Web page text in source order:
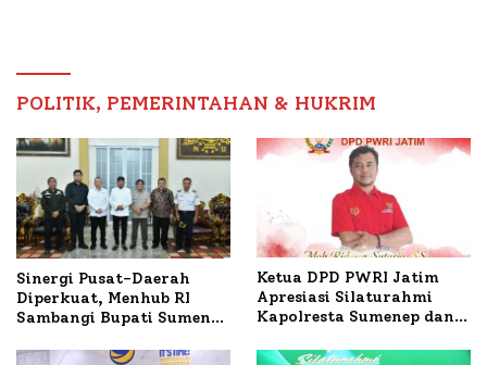
POLITIK, PEMERINTAHAN & HUKRIM
Sinergi Pusat-Daerah
Diperkuat, Menhub RI
Sambangi Bupati Sumenep
Mutiara Sentosa II
Ketua DPD PWRI Jatim
Apresiasi Silaturahmi
Kapolresta Sumenep dan
Ideal Polri-Pers